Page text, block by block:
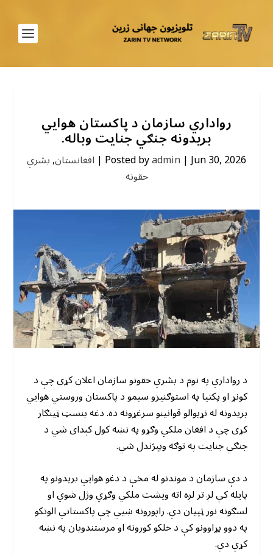
رواداري سازمان د پاکستان هوایي
بریدونه جنګي جنایت وباله.
Posted byadmin |Jun 30, 2026
| افغانستان,بشري
حقونه
د رواداري په نوم د بشري حقونو سازمان اعلان کړی چې د
کونړ او پکتیا په استوګنیزو سیمو د پاکستان وروستي هوایي
بریدونه له نړیوالو قوانینو سرغړونه ده. دغه بنسټ ټینګار
کړی چې د افغان ملکي وګړو په نښه کول کېدای شي د
جنګي جنایت په توګه وپېژندل شي.
د دې سازمان د موندنو له مخې د دغو هوایي بریدونو په
پایله کې لږ تر لږه اته ویشت ملکي وګړي وژل شوي او
لسګونه نور ټپیان دي. راپورونه ښيي چې پاکستاني الوتکو
په دوو پړاوونو کې د خلکو کورونه او مرستندویان په نښه
کړي دي.